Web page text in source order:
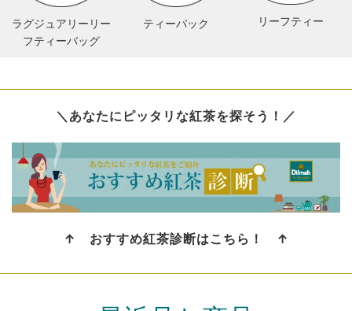
ラグジュアリーリー
フティーバッグ
ティーバック リーフティー
＼あなたにピッタリな紅茶を探そう！／
↑ おすすめ紅茶診断はこちら！ ↑